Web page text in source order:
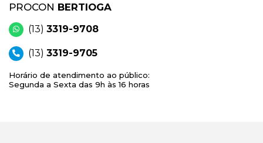
PROCON BERTIOGA
(13) 3319-9708
(13) 3319-9705
Horário de atendimento ao público:
Segunda a Sexta das 9h às 16 horas